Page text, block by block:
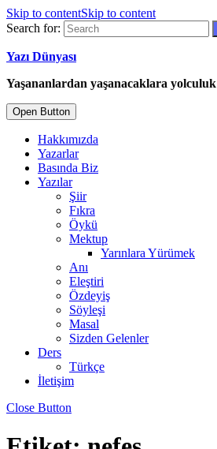
Skip to contentSkip to content
Search for:
Yazı Dünyası
Yaşananlardan yaşanacaklara yolculuk
Open Button
Hakkımızda
Yazarlar
Basında Biz
Yazılar
Şiir
Fıkra
Öykü
Mektup
Yarınlara Yürümek
Anı
Eleştiri
Özdeyiş
Söyleşi
Masal
Sizden Gelenler
Ders
Türkçe
İletişim
Close Button